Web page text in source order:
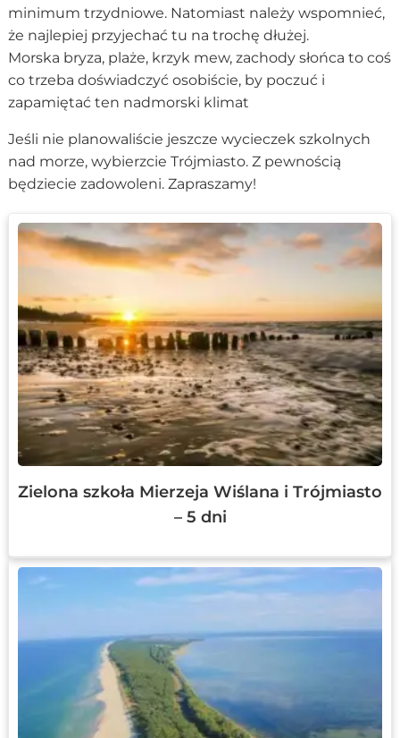
minimum trzydniowe. Natomiast należy wspomnieć,
że najlepiej przyjechać tu na trochę dłużej.
Morska bryza, plaże, krzyk mew, zachody słońca to coś
co trzeba doświadczyć osobiście, by poczuć i
zapamiętać ten nadmorski klimat
Jeśli nie planowaliście jeszcze wycieczek szkolnych
nad morze, wybierzcie Trójmiasto. Z pewnością
będziecie zadowoleni. Zapraszamy!
Zielona szkoła Mierzeja Wiślana i Trójmiasto
– 5 dni